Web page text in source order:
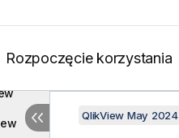
Rozpoczęcie korzystania
QlikView May 2024